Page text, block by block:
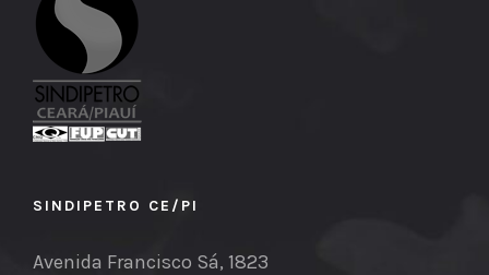
SINDIPETRO CE/PI
Avenida Francisco Sá, 1823